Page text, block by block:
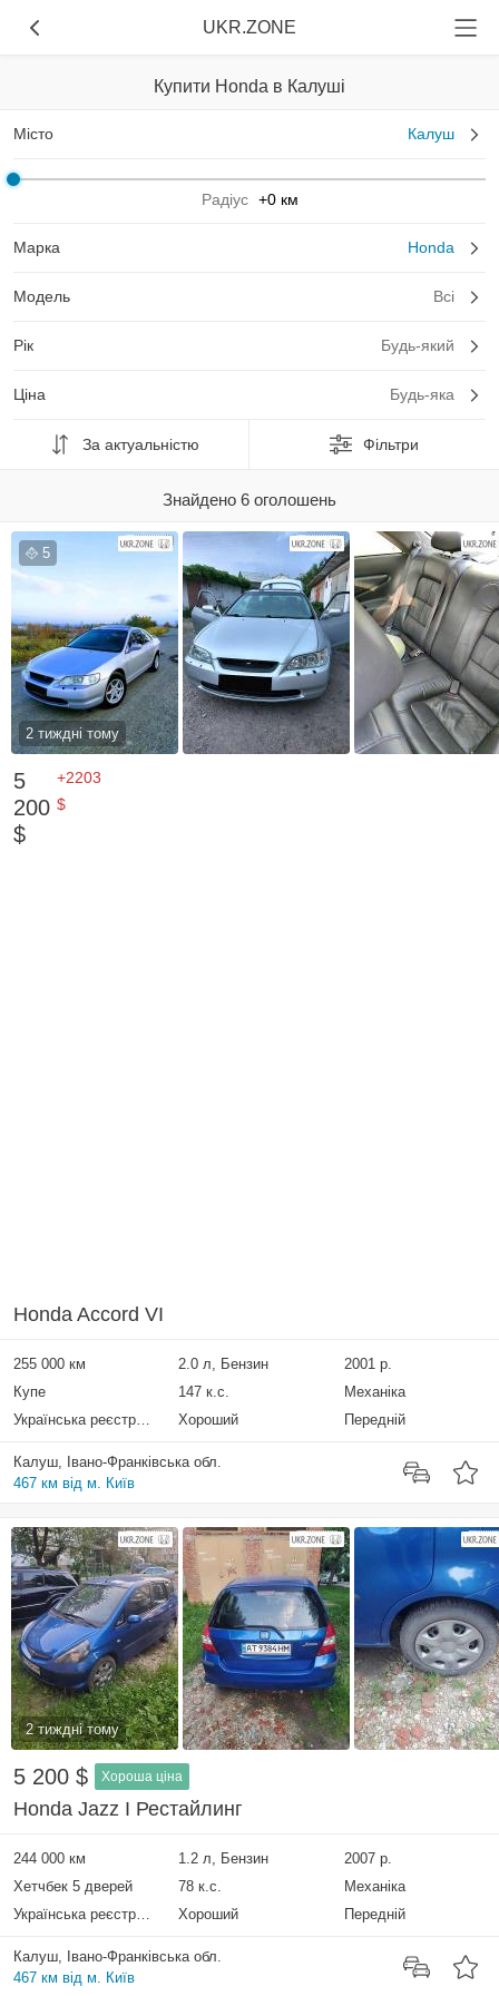
UKR.ZONE
Купити Honda в Калуші
Місто Калуш
Радіус +0 км
Марка Honda
Модель Всі
Рік Будь-який
Ціна Будь-яка
За актуальністю Фільтри
Знайдено 6 оголошень
5
2 тиждні тому
5
200
$
+2203
$
Honda Accord VI
255 000 км 2.0 л, Бензин
2001 р.
Купе
147 к.с.
Механіка
Українська реєстрація
Хороший Передній
Калуш, Івано-Франківська обл.
467 км від м. Київ
2 тиждні тому
5 200 $ Хороша ціна
Honda Jazz I Рестайлинг
244 000 км 1.2 л, Бензин
2007 р.
Хетчбек 5 дверей
78 к.с.
Механіка
Українська реєстрація
Хороший Передній
Калуш, Івано-Франківська обл.
467 км від м. Київ